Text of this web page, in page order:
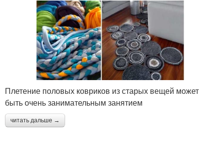
Плетение половых ковриков из старых вещей может
быть очень занимательным занятием
читать дальше →